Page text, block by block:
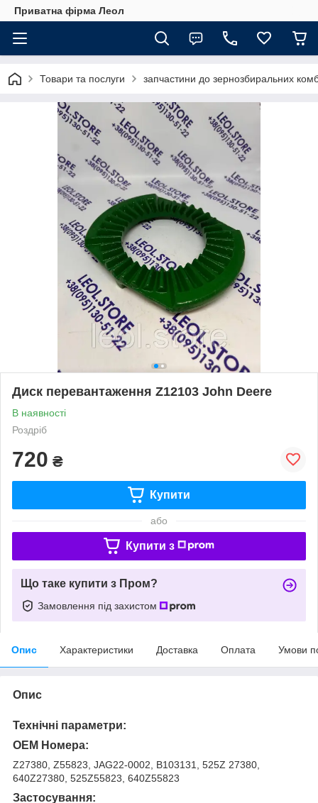
Приватна фірма Леол
Товари та послуги запчастини до зернозбиральних
Диск перевантаження Z12103 John Deere
В наявності
Роздріб
720 ₴
Купити
або
Купити з
Що таке купити з Пром?
Замовлення під захистом
Опис Характеристики Доставка Оплата Умови
Опис
Технічні параметри:
OEM Номера:
Z27380, Z55823, JAG22-0002, B103131, 525Z 27380,
640Z27380, 525Z55823, 640Z55823
Застосування: